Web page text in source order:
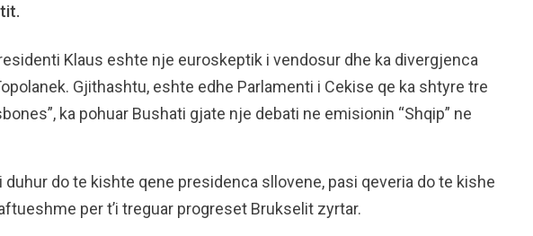
Klaus eshte nje euroskeptik i vendosur dhe ka divergjenca
Gjithashtu, eshte edhe Parlamenti i Cekise qe ka shtyre tre
ka pohuar Bushati gjate nje debati ne emisionin “Shqip” ne
duhur do te kishte qene presidenca sllovene, pasi qeveria do te kishe
per t’i treguar progreset Brukselit zyrtar.